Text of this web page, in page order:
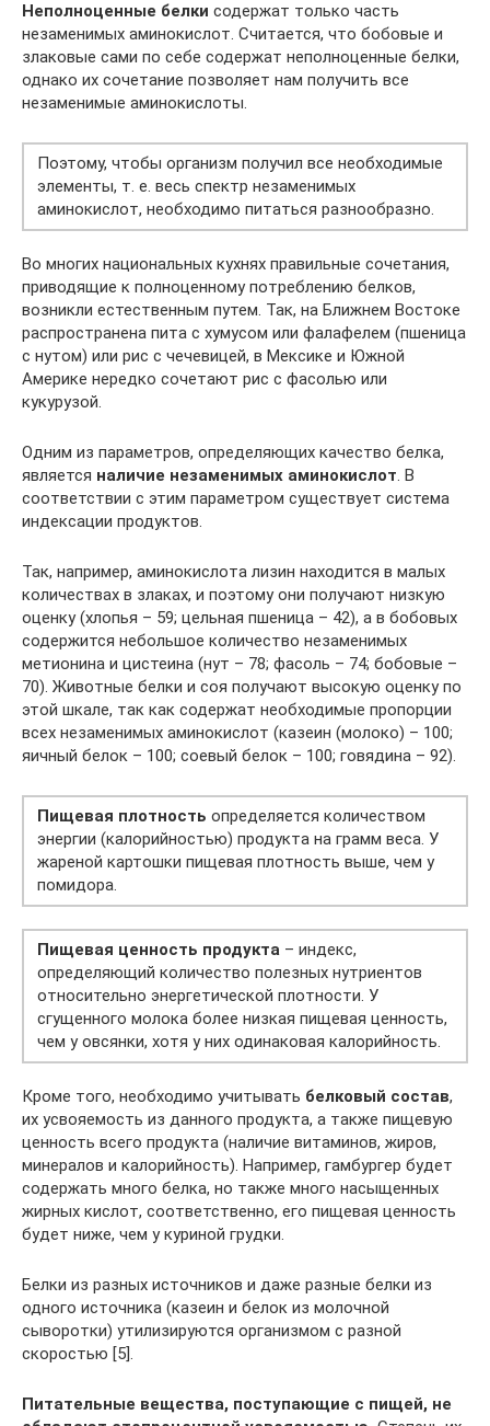
Неполноценные белки содержат только часть
незаменимых аминокислот. Считается, что бобовые и
злаковые сами по себе содержат неполноценные белки,
однако их сочетание позволяет нам получить все
незаменимые аминокислоты.
Поэтому, чтобы организм получил все необходимые
элементы, т. е. весь спектр незаменимых
аминокислот, необходимо питаться разнообразно.
Во многих национальных кухнях правильные сочетания,
приводящие к полноценному потреблению белков,
возникли естественным путем. Так, на Ближнем Востоке
распространена пита с хумусом или фалафелем (пшеница
с нутом) или рис с чечевицей, в Мексике и Южной
Америке нередко сочетают рис с фасолью или
кукурузой.
Одним из параметров, определяющих качество белка,
является наличие незаменимых аминокислот. В
соответствии с этим параметром существует система
индексации продуктов.
Так, например, аминокислота лизин находится в малых
количествах в злаках, и поэтому они получают низкую
оценку (хлопья – 59; цельная пшеница – 42), а в бобовых
содержится небольшое количество незаменимых
метионина и цистеина (нут – 78; фасоль – 74; бобовые –
70). Животные белки и соя получают высокую оценку по
этой шкале, так как содержат необходимые пропорции
всех незаменимых аминокислот (казеин (молоко) – 100;
яичный белок – 100; соевый белок – 100; говядина – 92).
Пищевая плотность определяется количеством
энергии (калорийностью) продукта на грамм веса. У
жареной картошки пищевая плотность выше, чем у
помидора.
Пищевая ценность продукта – индекс,
определяющий количество полезных нутриентов
относительно энергетической плотности. У
сгущенного молока более низкая пищевая ценность,
чем у овсянки, хотя у них одинаковая калорийность.
Кроме того, необходимо учитывать белковый состав,
их усвояемость из данного продукта, а также пищевую
ценность всего продукта (наличие витаминов, жиров,
минералов и калорийность). Например, гамбургер будет
содержать много белка, но также много насыщенных
жирных кислот, соответственно, его пищевая ценность
будет ниже, чем у куриной грудки.
Белки из разных источников и даже разные белки из
одного источника (казеин и белок из молочной
сыворотки) утилизируются организмом с разной
скоростью [5].
Питательные вещества, поступающие с пищей, не